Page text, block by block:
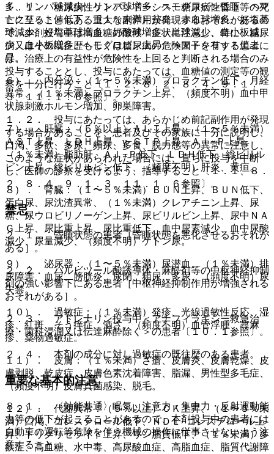
１．１． 糖尿病性ケトアシドーシス、糖尿病性昏睡等の死
亡に至ることもある重大な副作用が発現するおそれがあるの
で、本剤投与中は高血糖の徴候・症状に注意し、特に、糖尿
病又はその既往歴もしくは糖尿病の危険因子を有する患者に
は、治療上の有益性が危険性を上回ると判断される場合のみ
投与することとし、投与にあたっては、血糖値の測定等の観
察を十分に行うこと〔１．２、８．２、８．４、９．１．
３、１１．１．６参照〕。
１．２． 投与にあたっては、あらかじめ前記副作用が発現
する場合があることを、患者及びその家族に十分に説明し、
口渇、多飲、多尿、頻尿、多食、脱力感等の異常に注意し、
このような症状があらわれた場合には、直ちに投与を中断
し、医師の診察を受けるよう、指導すること〔１．１、８．
２、８．４、９．１．３、１１．１．６参照〕。
禁忌
２．１． 昏睡状態の患者［昏睡状態を悪化させるおそれが
ある］。
２．２． バルビツール酸誘導体・麻酔剤等の中枢神経抑制
剤の強い影響下にある患者［中枢神経抑制作用が増強される
おそれがある］。
２．３． アドレナリン投与中＜アナフィラキシー救急治
療・歯科浸潤又は伝達麻酔除く＞の患者〔１０．１参照〕。
２．４． 本剤の成分に対し過敏症の既往歴のある患者。
重要な基本的注意
８．１． 〈効能共通〉眠気、注意力・集中力・反射運動能
力等の低下が起こることがあるので、本剤投与中の患者には
自動車の運転等危険を伴う機械の操作に従事させないよう注
意すること。
多、リンパ球減少、リンパ球増多、ヘモグロビン低下、ヘマ
トクリット値低下、（１％未満）貧血、赤血球増多、好塩基
球減少、好塩基球増多、好酸球増多、単球減少、血小板減
少、血小板増多、ヘモグロビン上昇、ヘマトクリット値上
昇。
６）． 内分泌：（１〜５％未満）プロラクチン低下、月経
異常、（１％未満）プロラクチン上昇、（頻度不明）血中甲
状腺刺激ホルモン増加、卵巣障害。
７）． 肝臓：（５％以上）ＡＬＴ上昇、（１〜５％未満）
ＡＳＴ上昇、ＬＤＨ上昇、γ−ＧＴＰ上昇、Ａｌ−Ｐ上昇、
（１％未満）脂肪肝、Ａｌ−Ｐ低下、ＬＤＨ低下、総ビリル
ビン上昇、総ビリルビン低下、（頻度不明）肝炎、黄疸。
８）． 腎臓：（１〜５％未満）ＢＵＮ上昇、ＢＵＮ低下、
蛋白尿、尿沈渣異常、（１％未満）クレアチニン上昇、尿
糖、尿ウロビリノーゲン上昇、尿ビリルビン上昇、尿中ＮＡ
Ｇ上昇、尿比重上昇、尿比重低下、血中尿素減少、血中尿酸
減少、尿量減少、（頻度不明）ケトン尿。
９）． 泌尿器：（１〜５％未満）尿潜血、（１％未満）排
尿障害、血尿、膀胱炎、尿閉、頻尿、多尿、（頻度不明）尿
失禁。
１０）． 過敏症：（１％未満）発疹、光線過敏性反応、湿
疹、紅斑、そう痒症、酒さ、（頻度不明）血管浮腫、蕁麻
疹、薬物過敏症。
１１）． 皮膚：（１％未満）ざ瘡、皮膚炎、皮膚乾燥、皮
膚剥脱、乾皮症、皮膚色素沈着障害、脂漏、男性型多毛症、
（頻度不明）皮膚真菌感染、脱毛。
１２）． 代謝異常：（５％以上）ＣＫ上昇、（１〜５％未
満）口渇、コレステロール低下、ＨＤＬ−コレステロール上
昇、トリグリセライド上昇、リン脂質低下、（１％未満）多
飲症、高血糖、水中毒、高尿酸血症、高脂血症、脂質代謝障